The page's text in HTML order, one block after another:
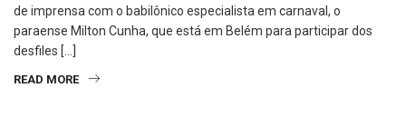
de imprensa com o babilônico especialista em carnaval, o
paraense Milton Cunha, que está em Belém para participar dos
desfiles […]
READ MORE